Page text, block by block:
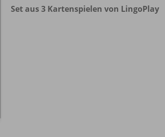
Set aus 3 Kartenspielen von LingoPlay